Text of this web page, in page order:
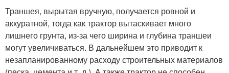
Траншея, вырытая вручную, получается ровной и
аккуратной, тогда как трактор вытаскивает много
лишнего грунта, из-за чего ширина и глубина траншеи
могут увеличиваться. В дальнейшем это приводит к
незапланированному расходу строительных материалов